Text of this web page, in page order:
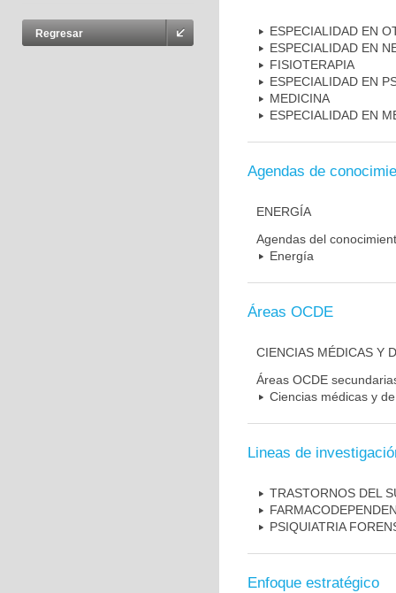
Regresar
ESPECIALIDAD EN
ESPECIALIDAD EN
FISIOTERAPIA
ESPECIALIDAD EN
MEDICINA
ESPECIALIDAD EN
Agendas de
ENERGÍA
Agendas del
Energía
Áreas OCDE
CIENCIAS MÉDICAS Y
Áreas OCDE
Ciencias médicas y
Lineas de
TRASTORNOS DEL
PSIQUIATRIA
Enfoque estratégico